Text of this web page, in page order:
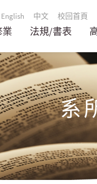
English 中文 校回首頁
業 法規/書表
系